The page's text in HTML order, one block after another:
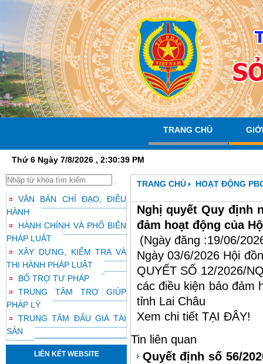
TRANG CHỦ
Thứ 6 Ngày 7/8/2026 , 2:30:39 PM
VĂN BẢN CHỈ ĐẠO, ĐIỀU
HÀNH
HÀNH CHÍNH VÀ PHỔ BIẾN
PHÁP LUẬT
XÂY DỰNG, KIỂM TRA VÀ
THI HÀNH PHÁP LUẬT
BỔ TRỢ TƯ PHÁP
TRUNG TÂM TRỢ GIÚP
PHÁP LÝ
TRUNG TÂM ĐẤU GIÁ TÀI
SẢN
LIÊN KẾT WEBSITE
TRANG CHỦ HOẠT ĐỘNG
Nghị quyết Quy định
đảm hoạt động của
(Ngày đăng :19/06/
Ngày 03/6/2026 Hội
QUYẾT SỐ 12/2026/
các điều kiện bảo đảm
tỉnh Lai Châu
Xem chi tiết TẠI ĐÂY!
Tin liên quan
Quyết định số 56/